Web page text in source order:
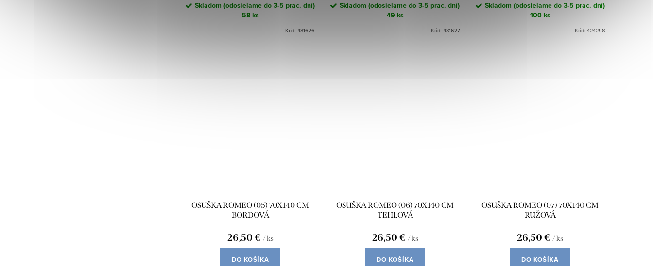
Skladom (odosielame do 3-5 prac. dní)
58 ks
Kód:481626
Skladom (odosielame do 3-5 prac. dní)
49 ks
Kód: 481627
Skladom (odosielame do 3-5 prac. dní)
100 ks
Kód: 424298
OSUŠKA ROMEO (05) 70X140 CM
BORDOVÁ
26,50 € / ks
DO KOŠÍKA
OSUŠKA ROMEO (06) 70X140 CM
TEHLOVÁ
26,50 € / ks
DO KOŠÍKA
OSUŠKA ROMEO (07) 70X140 CM
RUŽOVÁ
26,50 € / ks
DO KOŠÍKA